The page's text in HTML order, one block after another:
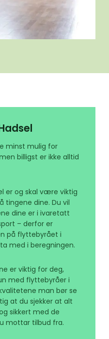
minst mulig for
billigst er ikke alltid
er og skal være viktig
tingene dine. Du vil
dine er i ivaretatt
– derfor er
på flyttebyrået i
med i beregningen.
er viktig for deg,
med flyttebyråer i
man bør se
at du sjekker at alt
sikkert med de
mottar tilbud fra.